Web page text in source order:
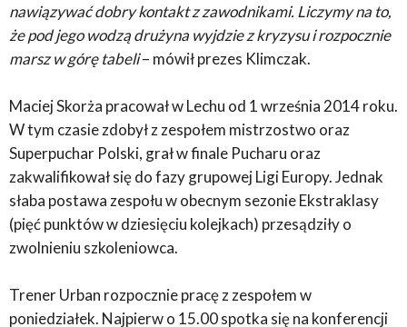
nawiązywać dobry kontakt z zawodnikami. Liczymy na to,
że pod jego wodzą drużyna wyjdzie z kryzysu i rozpocznie
marsz w górę tabeli– mówił prezes Klimczak.
Maciej Skorża pracował w Lechu od 1 września 2014 roku.
W tym czasie zdobył z zespołem mistrzostwo oraz
Superpuchar Polski, grał w finale Pucharu oraz
zakwalifikował się do fazy grupowej Ligi Europy. Jednak
słaba postawa zespołu w obecnym sezonie Ekstraklasy
(pięć punktów w dziesięciu kolejkach) przesądziły o
zwolnieniu szkoleniowca.
Trener Urban rozpocznie pracę z zespołem w
poniedziałek. Najpierw o 15.00 spotka się na konferencji